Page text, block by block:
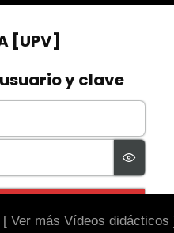
[ Ver más Vídeos didácticos